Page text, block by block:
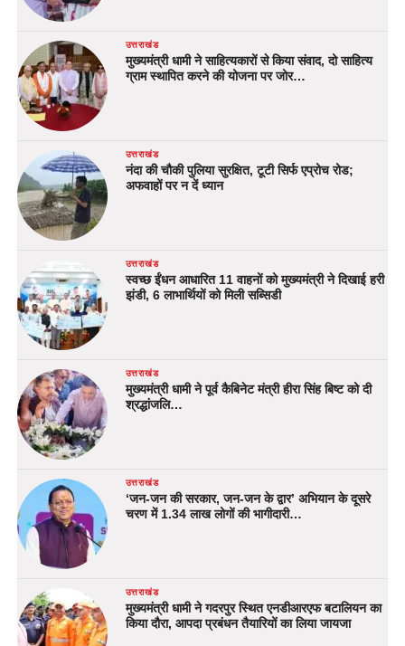
उत्तराखंड
मुख्यमंत्री धामी ने साहित्यकारों से किया संवाद, दो साहित्य
ग्राम स्थापित करने की योजना पर जोर…
उत्तराखंड
नंदा की चौकी पुलिया सुरक्षित, टूटी सिर्फ एप्रोच रोड;
अफवाहों पर न दें ध्यान
उत्तराखंड
स्वच्छ ईंधन आधारित 11 वाहनों को मुख्यमंत्री ने दिखाई हरी
झंडी, 6 लाभार्थियों को मिली सब्सिडी
उत्तराखंड
मुख्यमंत्री धामी ने पूर्व कैबिनेट मंत्री हीरा सिंह बिष्ट को दी
श्रद्धांजलि…
उत्तराखंड
‘जन-जन की सरकार, जन-जन के द्वार’ अभियान के दूसरे
चरण में 1.34 लाख लोगों की भागीदारी…
उत्तराखंड
मुख्यमंत्री धामी ने गदरपुर स्थित एनडीआरएफ बटालियन का
किया दौरा, आपदा प्रबंधन तैयारियों का लिया जायजा